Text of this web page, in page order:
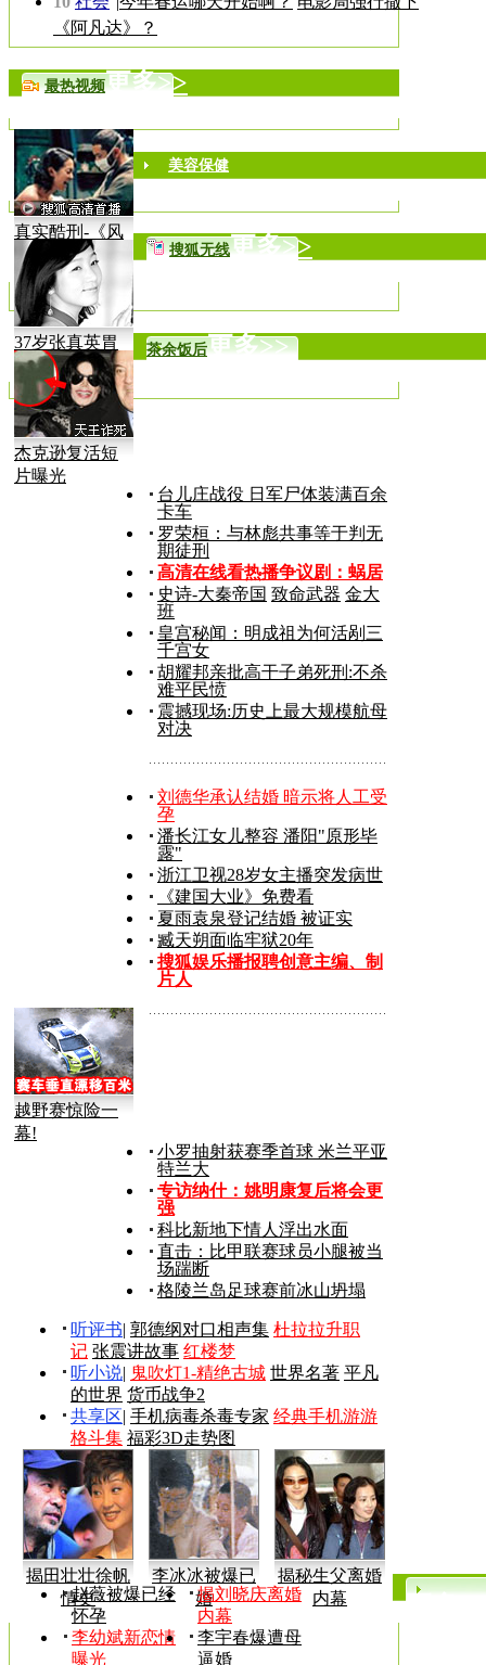
《阿凡达》？
最热视频更多>>
真实酷刑-《风
声》
37岁张真英胃
癌病逝
杰克逊复活短
片曝光
台儿庄战役 日军尸体装满百余
卡车
罗荣桓：与林彪共事等于判无
期徒刑
高清在线看热播争议剧： 蜗居
史诗-大秦帝国 致命武器 金大
班
皇宫秘闻：明成祖为何活剐三
千宫女
胡耀邦亲批高干子弟死刑:不杀
难平民愤
震撼现场:历史上最大规模航母
对决
刘德华承认结婚 暗示将人工受
孕
潘长江女儿整容 潘阳"原形毕
露"
浙江卫视28岁女主播突发病世
《建国大业》免费看
夏雨袁泉登记结婚 被证实
臧天朔面临牢狱20年
搜狐娱乐播报聘创意主编、制
片人
越野赛惊险一
幕!
小罗抽射获赛季首球 米兰平亚
特兰大
专访纳什：姚明康复后将会更
强
科比新地下情人浮出水面
直击：比甲联赛球员小腿被当
场踹断
格陵兰岛足球赛前冰山坍塌
美容保健
搜狐无线更多>>
听评书| 郭德纲对口相声集 杜拉拉升职
记 张震讲故事 红楼梦
听小说| 鬼吹灯1-精绝古城 世界名著 平凡
的世界 货币战争2
共享区| 手机病毒杀毒专家 经典手机游游
格斗集 福彩3D走势图
揭田壮壮徐帆
情史
李冰冰被爆已
婚
揭秘生父离婚
内幕
赵薇被爆已经
怀孕
揭刘晓庆离婚
内幕
李幼斌新恋情
曝光
李宇春爆遭母
逼婚
茶余饭后更多>>